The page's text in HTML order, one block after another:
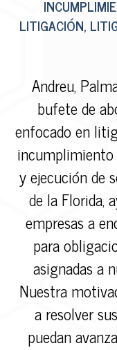
LITIGACIÓN,
Andreu,
bufete de
enfocado en
incumplimiento
y ejecución de
de la Florida,
empresas a
para
asignadas a
Nuestra
a resolver
puedan